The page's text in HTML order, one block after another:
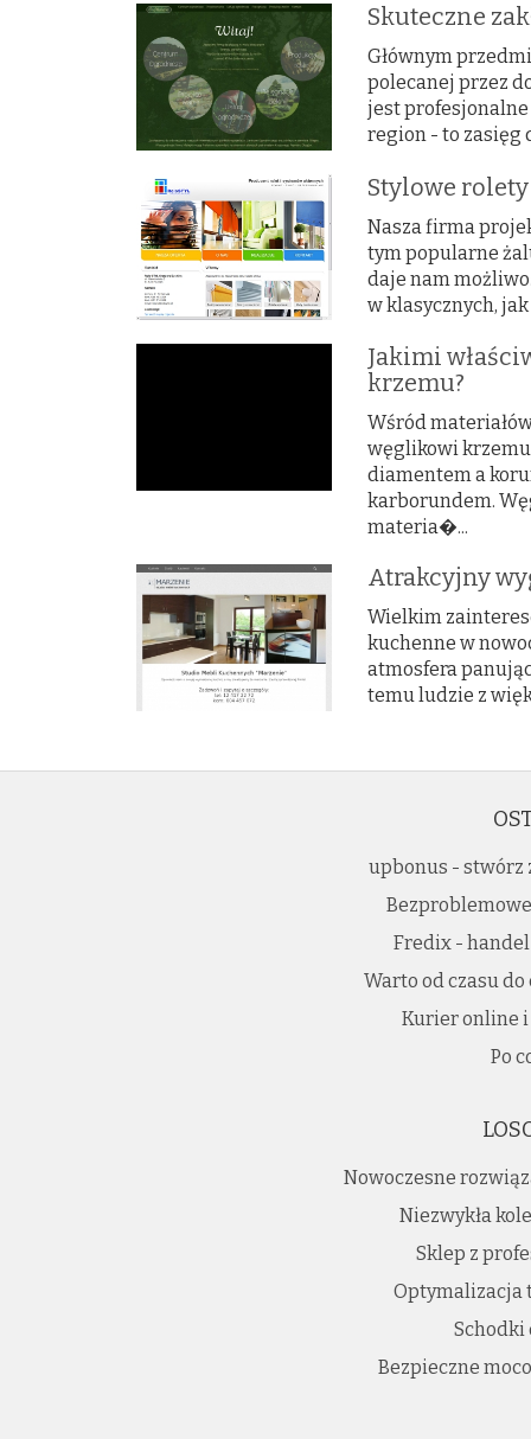
Skuteczne
Głównym
polecanej przez
jest profesjonalne
region - to zasięg
Stylowe
Nasza firma
tym popularne
daje nam
w klasycznych,
Jakimi
krzemu?
Wśród
węglikowi
diamentem a
karborundem.
materia�...
Atrakcyjny
Wielkim
kuchenne w
atmosfera
temu ludzie z
upbonus - stwórz
Fredix -
Warto od czasu
Kurier online
Po
Nowoczesne
Niezwykła
Sklep z
Optymalizacja
Schodki
Bezpieczne